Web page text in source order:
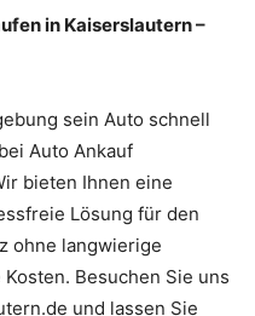
in Kaiserslautern –
sein Auto schnell
Auto Ankauf
bieten Ihnen eine
Lösung für den
ohne langwierige
Besuchen Sie uns
und lassen Sie